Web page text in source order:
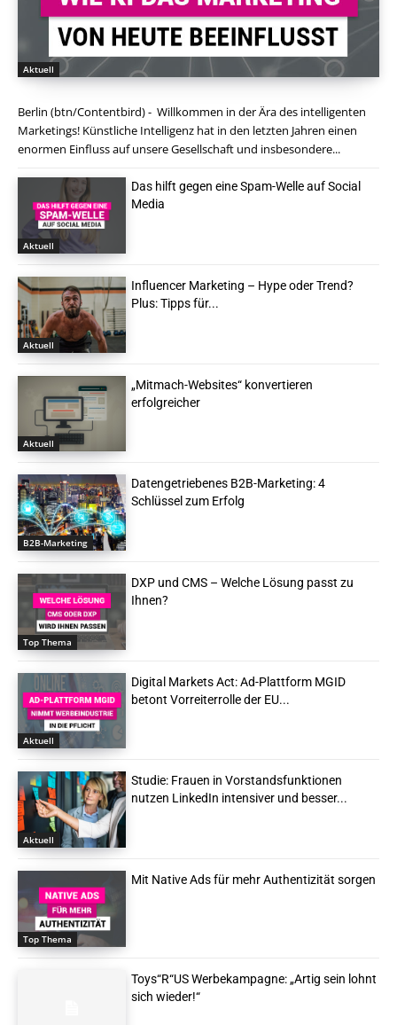
Aktuell
Berlin (btn/Contentbird) - Willkommen in der Ära des intelligenten
Marketings! Künstliche Intelligenz hat in den letzten Jahren einen
enormen Einfluss auf unsere Gesellschaft und insbesondere...
Aktuell
Das hilft gegen eine Spam-Welle auf Social
Media
Aktuell
Influencer Marketing – Hype oder Trend?
Plus: Tipps für...
Aktuell
„Mitmach-Websites“ konvertieren
erfolgreicher
B2B-Marketing
Datengetriebenes B2B-Marketing: 4
Schlüssel zum Erfolg
Top Thema
DXP und CMS – Welche Lösung passt zu
Ihnen?
Aktuell
Digital Markets Act: Ad-Plattform MGID
betont Vorreiterrolle der EU...
Aktuell
Studie: Frauen in Vorstandsfunktionen
nutzen LinkedIn intensiver und besser...
Top Thema
Mit Native Ads für mehr Authentizität sorgen
Toys“R“US Werbekampagne: „Artig sein lohnt
sich wieder!“